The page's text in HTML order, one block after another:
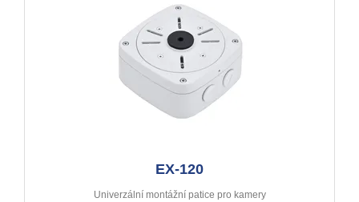
EX-120
Univerzální montážní patice pro kamery